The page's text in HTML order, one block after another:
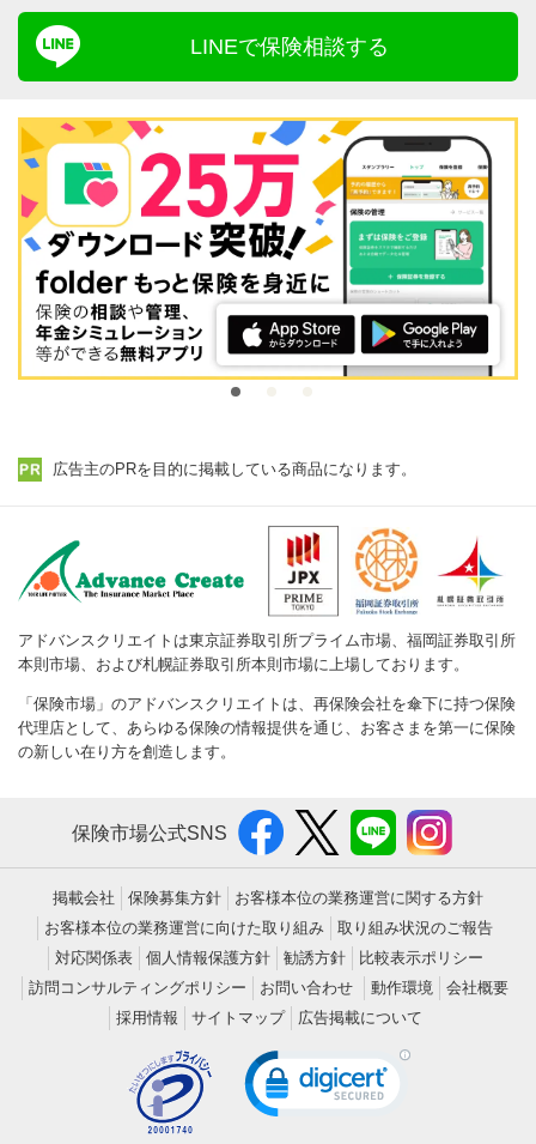
LINEで保険相談する
広告主のPRを目的に掲載している商品になります。
アドバンスクリエイトは東京証券取引所プライム市場、福岡証券取引所
本則市場、および札幌証券取引所本則市場に上場しております。
「保険市場」のアドバンスクリエイトは、再保険会社を傘下に持つ保険
代理店として、あらゆる保険の情報提供を通じ、お客さまを第一に保険
の新しい在り方を創造します。
保険市場公式SNS
掲載会社 保険募集方針
お客様本位の業務運営に関する方針
お客様本位の業務運営に向けた取り組み
取り組み状況のご報告
対応関係表
個人情報保護方針 勧誘方針
比較表示ポリシー
訪問コンサルティングポリシー
お問い合わせ 動作環境
会社概要
採用情報
サイトマップ 広告掲載について